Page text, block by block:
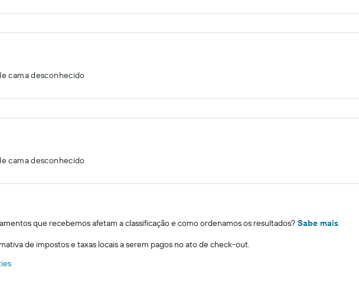
cama desconhecido
cama desconhecido
que recebemos afetam a classificação e como ordenamos os resultados? Sabe mais
de impostos e taxas locais a serem pagos no ato de check-out.